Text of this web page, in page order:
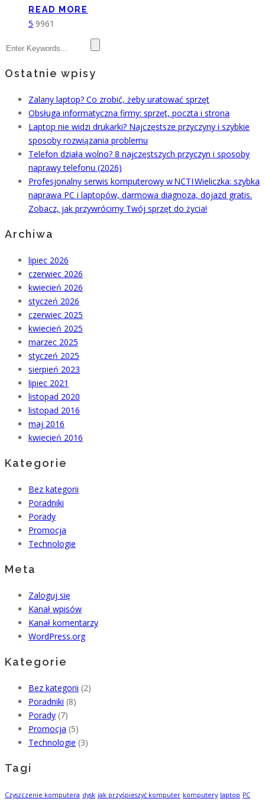
READ MORE
5 9961
Ostatnie wpisy
Zalany laptop? Co zrobić, żeby uratować sprzęt
Obsługa informatyczna firmy: sprzęt, poczta i strona
Laptop nie widzi drukarki? Najczęstsze przyczyny i szybkie
sposoby rozwiązania problemu
Telefon działa wolno? 8 najczęstszych przyczyn i sposoby
naprawy telefonu (2026)
Profesjonalny serwis komputerowy w NCTI Wieliczka: szybka
naprawa PC i laptopów, darmowa diagnoza, dojazd gratis.
Zobacz, jak przywrócimy Twój sprzęt do życia!
Archiwa
lipiec 2026
czerwiec 2026
kwiecień 2026
styczeń 2026
czerwiec 2025
kwiecień 2025
marzec 2025
styczeń 2025
sierpień 2023
lipiec 2021
listopad 2020
listopad 2016
maj 2016
kwiecień 2016
Kategorie
Bez kategorii
Poradniki
Porady
Promocja
Technologie
Meta
Zaloguj się
Kanał wpisów
Kanał komentarzy
WordPress.org
Kategorie
Bez kategorii (2)
Poradniki (8)
Porady (7)
Promocja (5)
Technologie (3)
Tagi
Czyszczenie komputera dysk jak przyśpieszyć komputer komputery laptop PC